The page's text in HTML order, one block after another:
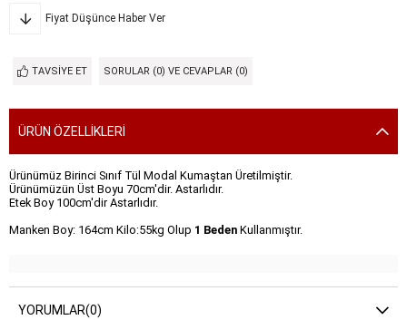
Fiyat Düşünce Haber Ver
TAVSIYE ET SORULAR (0) VE CEVAPLAR (0)
ÜRÜN ÖZELLIKLERI
Ürünümüz Birinci Sınıf Tül Modal Kumaştan Üretilmiştir.
Ürünümüzün Üst Boyu 70cm'dir. Astarlıdır.
Etek Boy 100cm'dir Astarlıdır.
Manken Boy: 164cm Kilo:55kg Olup 1 Beden Kullanmıştır.
YORUMLAR(0)